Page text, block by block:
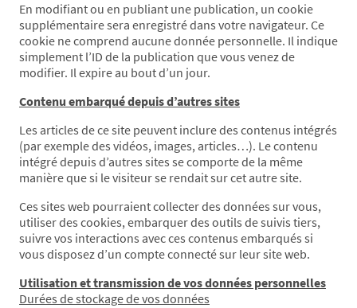
En modifiant ou en publiant une publication, un cookie
supplémentaire sera enregistré dans votre navigateur. Ce
cookie ne comprend aucune donnée personnelle. Il indique
simplement l’ID de la publication que vous venez de
modifier. Il expire au bout d’un jour.
Contenu embarqué depuis d’autres sites
Les articles de ce site peuvent inclure des contenus intégrés
(par exemple des vidéos, images, articles…). Le contenu
intégré depuis d’autres sites se comporte de la même
manière que si le visiteur se rendait sur cet autre site.
Ces sites web pourraient collecter des données sur vous,
utiliser des cookies, embarquer des outils de suivis tiers,
suivre vos interactions avec ces contenus embarqués si
vous disposez d’un compte connecté sur leur site web.
Utilisation et transmission de vos données personnelles
Durées de stockage de vos données